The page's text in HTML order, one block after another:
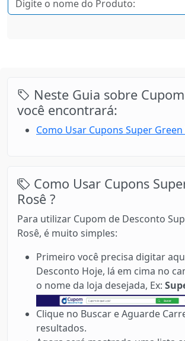
Neste Guia sobre
você encontrará:
Como Usar Cupons Super Green
Como Usar Cupons
Rosê ?
Para utilizar Cupom de Desconto
Rosê, é muito simples:
Primeiro você precisa digitar
Desconto Hoje, lá em cima no
o nome da loja desejada, Ex:
Clique no Buscar e Aguarde
resultados.